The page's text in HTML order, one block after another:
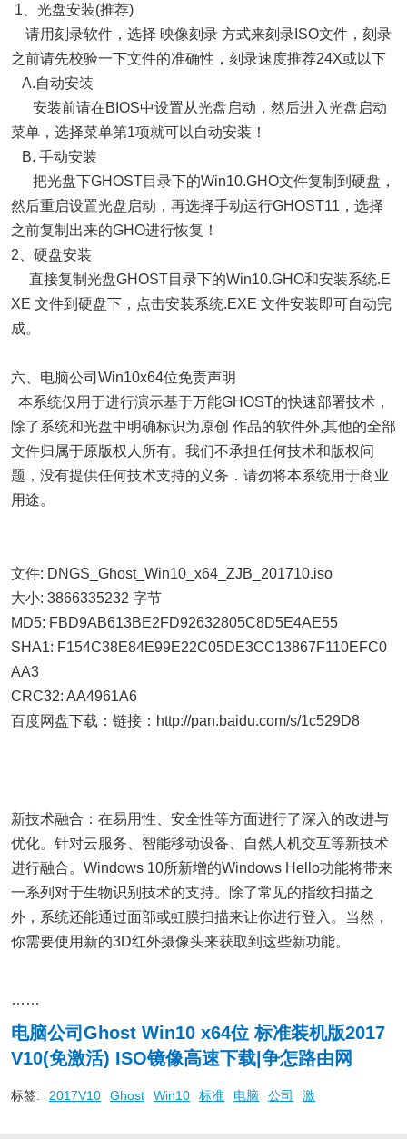
1、光盘安装(推荐)
请用刻录软件，选择 映像刻录 方式来刻录ISO文件，刻录
之前请先校验一下文件的准确性，刻录速度推荐24X或以下
A.自动安装
安装前请在BIOS中设置从光盘启动，然后进入光盘启动
菜单，选择菜单第1项就可以自动安装！
B. 手动安装
把光盘下GHOST目录下的Win10.GHO文件复制到硬盘，
然后重启设置光盘启动，再选择手动运行GHOST11，选择
之前复制出来的GHO进行恢复！
2、硬盘安装
直接复制光盘GHOST目录下的Win10.GHO和安装系统.E
XE 文件到硬盘下，点击安装系统.EXE 文件安装即可自动完
成。
六、电脑公司Win10x64位免责声明
本系统仅用于进行演示基于万能GHOST的快速部署技术，
除了系统和光盘中明确标识为原创 作品的软件外,其他的全部
文件归属于原版权人所有。我们不承担任何技术和版权问
题，没有提供任何技术支持的义务．请勿将本系统用于商业
用途。
文件: DNGS_Ghost_Win10_x64_ZJB_201710.iso
大小: 3866335232 字节
MD5: FBD9AB613BE2FD92632805C8D5E4AE55
SHA1: F154C38E84E99E22C05DE3CC13867F110EFC0
AA3
CRC32: AA4961A6
百度网盘下载：链接：http://pan.baidu.com/s/1c529D8
新技术融合：在易用性、安全性等方面进行了深入的改进与
优化。针对云服务、智能移动设备、自然人机交互等新技术
进行融合。Windows 10所新增的Windows Hello功能将带来
一系列对于生物识别技术的支持。除了常见的指纹扫描之
外，系统还能通过面部或虹膜扫描来让你进行登入。当然，
你需要使用新的3D红外摄像头来获取到这些新功能。
……
电脑公司Ghost Win10 x64位 标准装机版2017
V10(免激活) ISO镜像高速下载|争怎路由网
标签: 2017V10 Ghost Win10 标准 电脑 公司 激